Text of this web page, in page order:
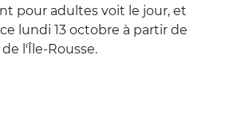
pour adultes voit le jour, et
lundi 13 octobre à partir de
l'Île-Rousse.